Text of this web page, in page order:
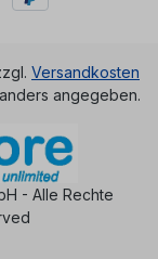
Versandkosten
angegeben.
- Alle Rechte